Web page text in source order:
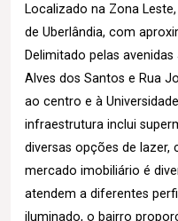
Localizado na Zona
de Uberlândia, com
Delimitado pelas
Alves dos Santos e Rua
ao centro e à
infraestrutura inclui
diversas opções de lazer,
mercado imobiliário é
atendem a diferentes
iluminado, o bairro